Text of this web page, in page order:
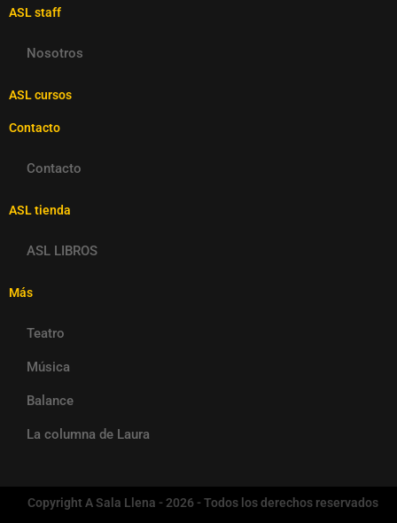
ASL staff
Nosotros
ASL cursos
Contacto
Contacto
ASL tienda
ASL LIBROS
Más
Teatro
Música
Balance
La columna de Laura
Copyright A Sala Llena - 2026 - Todos los derechos reservados